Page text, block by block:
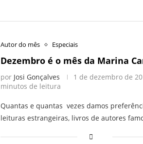
Autor do mês Especiais
Dezembro é o mês da Marina
por Josi Gonçalves 1 de dezembro de
minutos de leitura
Quantas e quantas vezes damos
leituras estrangeiras, livros de autores